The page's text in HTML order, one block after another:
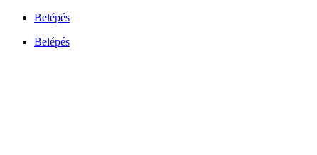
Ugrás
tartalomhoz
Belépés
Belépés